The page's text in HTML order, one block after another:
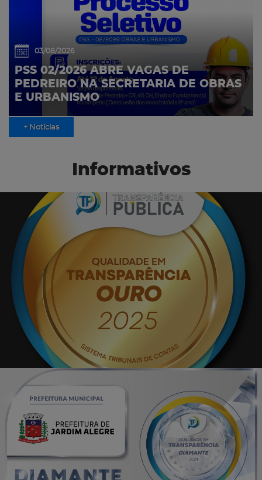
03/08/2026
PSS 02/2026 ABRE VAGAS DE
PEDREIRO NA SECRETARIA DE OBRAS
E URBANISMO
+ Notícias
Informativos